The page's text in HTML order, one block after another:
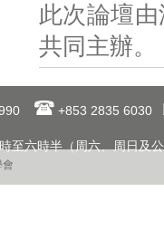
此次論壇
共同主辦。
+853 2835 6030
至六時半（周六、周日及